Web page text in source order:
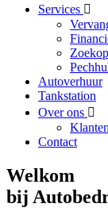
Services
Autoverhuur
Tankstation
Over ons
Contact
Welkom
bij